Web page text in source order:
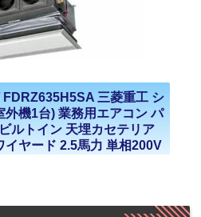
三菱重工 シ
外機1台) 業務用エアコン パ
ルトイン 天埋カセテリア
イヤード 2.5馬力 単相200V